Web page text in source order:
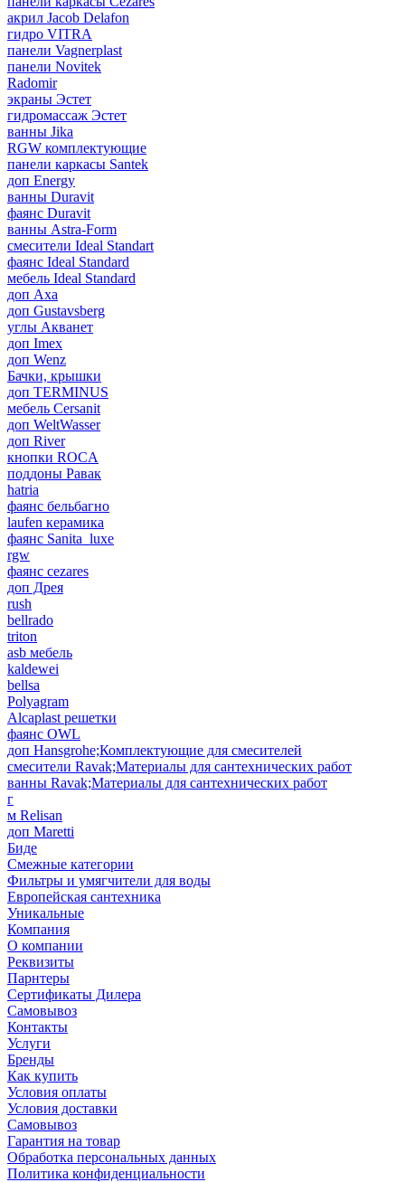
акрил Jacob Delafon
гидро VITRA
панели Vagnerplast
панели Novitek
Radomir
экраны Эстет
гидромассаж Эстет
ванны Jika
RGW комплектующие
панели каркасы Santek
доп Energy
ванны Duravit
фаянс Duravit
ванны Astra-Form
смесители Ideal Standart
фаянс Ideal Standard
мебель Ideal Standard
доп Axa
доп Gustavsberg
углы Акванет
доп Imex
доп Wenz
Бачки, крышки
доп TERMINUS
мебель Cersanit
доп WeltWasser
доп River
кнопки ROCA
поддоны Равак
hatria
фаянс бельбагно
laufen керамика
фаянс Sanita_luxe
rgw
фаянс cezares
доп Дрея
rush
bellrado
triton
asb мебель
kaldewei
bellsa
Polyagram
Alcaplast решетки
фаянс OWL
доп Hansgrohe;Комплектующие для смесителей
смесители Ravak;Материалы для сантехнических работ
ванны Ravak;Материалы для сантехнических работ
г
м Relisan
доп Maretti
Биде
Смежные категории
Фильтры и умягчители для воды
Европейская сантехника
Уникальные
Компания
О компании
Реквизиты
Парнтеры
Сертификаты Дилера
Самовывоз
Контакты
Услуги
Бренды
Как купить
Условия оплаты
Условия доставки
Самовывоз
Гарантия на товар
Обработка персональных данных
Политика конфиденциальности